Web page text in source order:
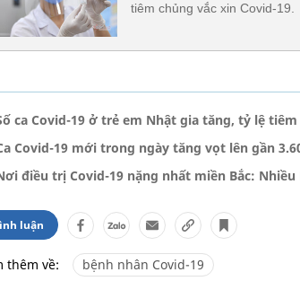
tiêm chủng vắc xin Covid-19.
ca Covid-19 ở trẻ em Nhật gia tăng, tỷ lệ
Covid-19 mới trong ngày tăng vọt lên gần
điều trị Covid-19 nặng nhất miền Bắc:
luận
thêm về: bệnh nhân Covid-19